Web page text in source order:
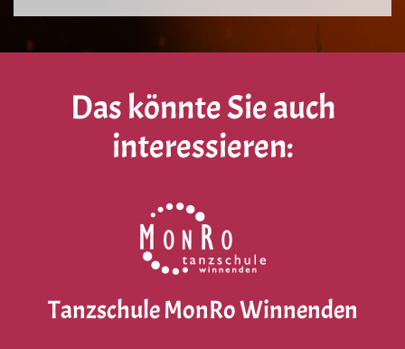
Das könnte Sie auch
interessieren:
Tanzschule MonRo Winnenden